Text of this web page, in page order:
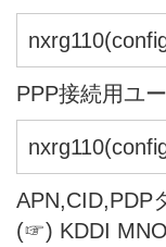
PPP接続用ユ
APN,CID,PDP
(☞) KDDI